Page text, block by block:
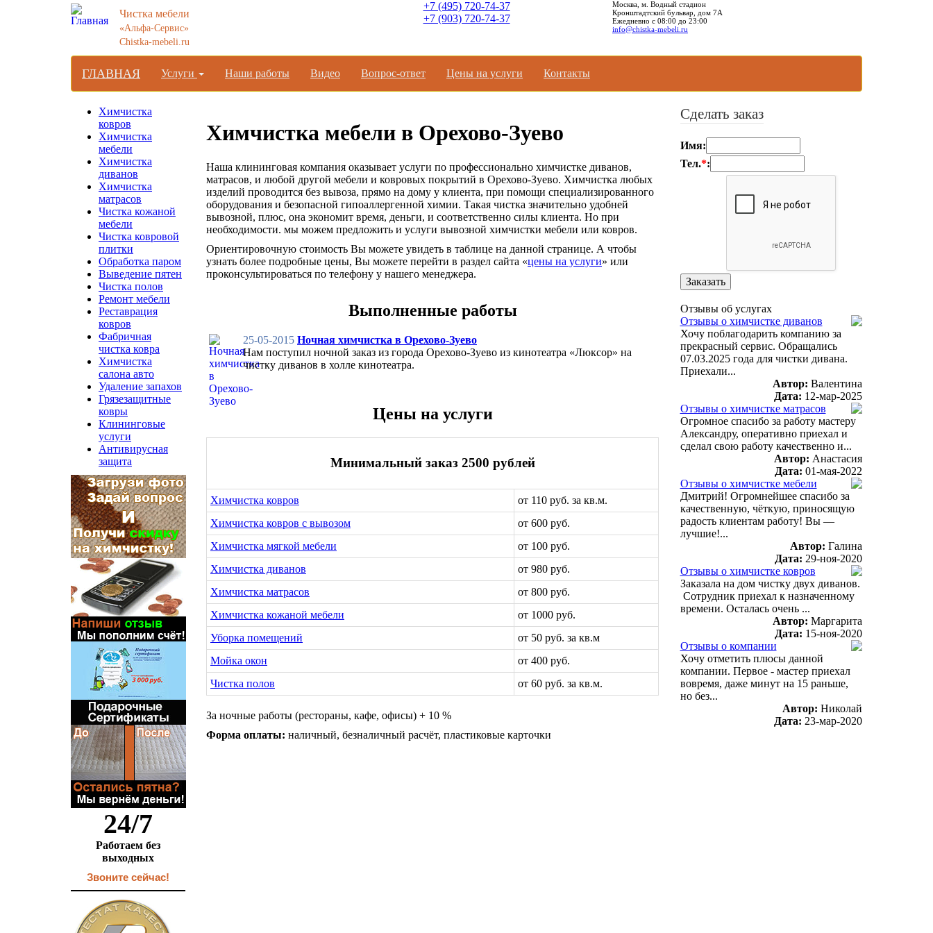
Чистка мебели
«Альфа-Сервис»
Chistka-mebeli.ru
+7 (495) 720-74-37
+7 (903) 720-74-37
Москва, м. Водный стадион
Кронштадтский бульвар, дом 7А
Ежедневно с 08:00 до 23:00
info@chistka-mebeli.ru
ГЛАВНАЯ Услуги Наши работы Видео Вопроc-ответ Цены на услуги Контакты
Химчистка
ковров
Химчистка
мебели
Химчистка
диванов
Химчистка
матрасов
Чистка кожаной
мебели
Чистка ковровой
плитки
Обработка паром
Выведение пятен
Чистка полов
Ремонт мебели
Реставрация
ковров
Фабричная
чистка ковра
Химчистка
салона авто
Удаление запахов
Грязезащитные
ковры
Клининговые
услуги
Антивирусная
защита
24/7
Работаем без
выходных
Звоните сейчас!
Химчистка мебели в Орехово-Зуево
Наша клининговая компания оказывает услуги по профессионально химчистке диванов,
матрасов, и любой другой мебели и ковровых покрытий в Орехово-Зуево. Химчистка любых
изделий проводится без вывоза, прямо на дому у клиента, при помощи специализированного
оборудования и безопасной гипоаллергенной химии. Такая чистка значительно удобней
вывозной, плюс, она экономит время, деньги, и соответственно силы клиента. Но при
необходимости. мы можем предложить и услуги вывозной химчистки мебели или ковров.
Ориентировочную стоимость Вы можете увидеть в таблице на данной странице. А чтобы
узнать более подробные цены, Вы можете перейти в раздел сайта «цены на услуги» или
проконсультироваться по телефону у нашего менеджера.
Выполненные работы
25-05-2015 Ночная химчистка в Орехово-Зуево
Нам поступил ночной заказ из города Орехово-Зуево из кинотеатра «Люксор» на
чистку диванов в холле кинотеатра.
Цены на услуги
Минимальный заказ 2500 рублей
Химчистка ковров
от 110 руб. за кв.м.
Химчистка ковров с вывозом
от 600 руб.
Химчистка мягкой мебели
от 100 руб.
Химчистка диванов
от 980 руб.
Химчистка матрасов
от 800 руб.
Химчистка кожаной мебели
от 1000 руб.
Уборка помещений
от 50 руб. за кв.м
Мойка окон
от 400 руб.
Чистка полов
от 60 руб. за кв.м.
За ночные работы (рестораны, кафе, офисы) + 10 %
Форма оплаты: наличный, безналичный расчёт, пластиковые карточки
Сделать заказ
Имя:
Тел.*:
Отзывы об услугах
Отзывы о химчистке диванов
Хочу поблагодарить компанию за
прекрасный сервис. Обращались
07.03.2025 года для чистки дивана.
Приехали...
Автор: Валентина
Дата: 12-мар-2025
Отзывы о химчистке матрасов
Огромное спасибо за работу мастеру
Александру, оперативно приехал и
сделал свою работу качественно и...
Автор: Анастасия
Дата: 01-мая-2022
Отзывы о химчистке мебели
Дмитрий! Огромнейшее спасибо за
качественную, чёткую, приносящую
радость клиентам работу! Вы —
лучшие!...
Автор: Галина
Дата: 29-ноя-2020
Отзывы о химчистке ковров
Заказала на дом чистку двух диванов.
Сотрудник приехал к назначенному
времени. Осталась очень ...
Автор: Маргарита
Дата: 15-ноя-2020
Отзывы о компании
Хочу отметить плюсы данной
компании. Первое - мастер приехал
вовремя, даже минут на 15 раньше,
но без...
Автор: Николай
Дата: 23-мар-2020